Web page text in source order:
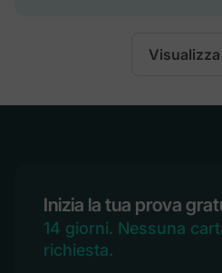
5 10
Inizia la tua prova
14 giorni. Nessuna
richiesta.